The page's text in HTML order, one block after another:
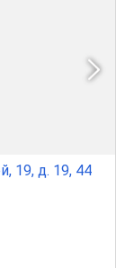
19, д. 19, 44